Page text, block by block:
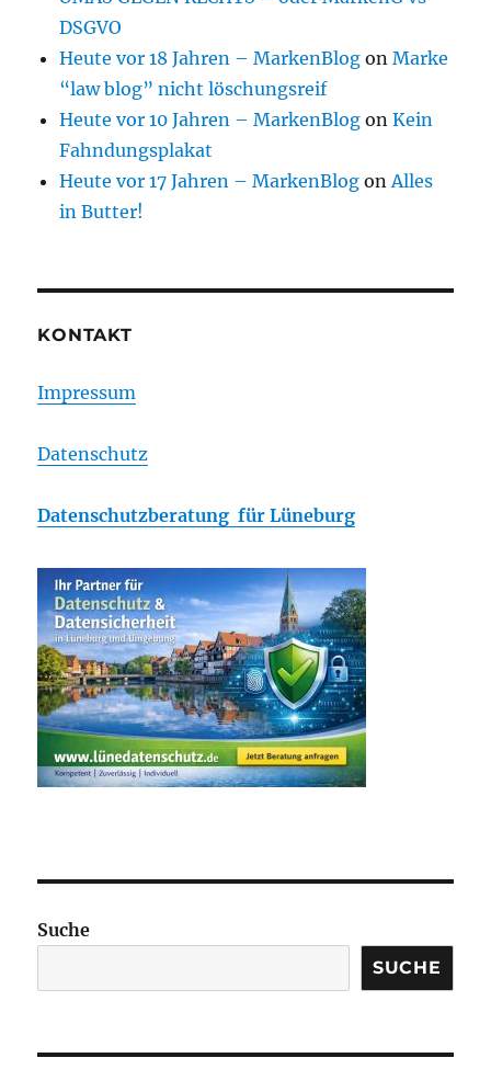
DSGVO
Heute vor 18 Jahren – MarkenBlog onMarke
“law blog” nicht löschungsreif
Heute vor 10 Jahren – MarkenBlog onKein
Fahndungsplakat
Heute vor 17 Jahren – MarkenBlog onAlles
in Butter!
KONTAKT
Impressum
Datenschutz
Datenschutzberatung für Lüneburg
Suche
SUCHE